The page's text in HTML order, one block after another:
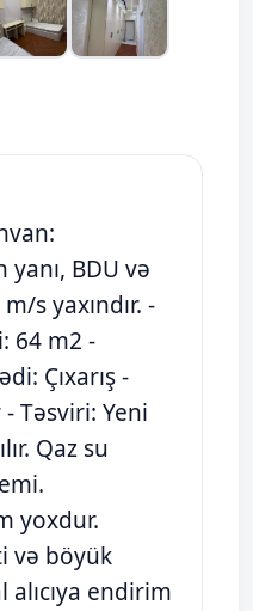
yanı, BDU və
s yaxındır. -
64 m2 -
Çıxarış -
Təsviri: Yeni
Qaz su
yoxdur.
və böyük
alıcıya endirim